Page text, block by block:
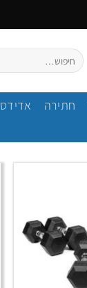
חיפוש
עבור:
חתירה אדידס ADIDAS